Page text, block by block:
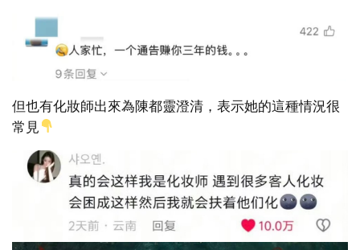
但也有化妝師出來為陳都靈澄清，表示她的這種情況很
常見